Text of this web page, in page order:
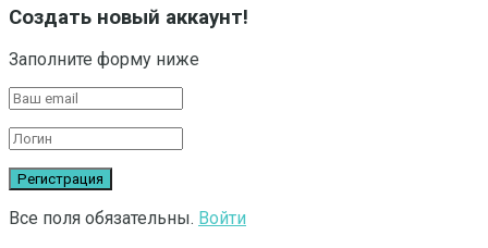
Создать новый аккаунт!
Заполните форму ниже
Все поля обязательны. Войти